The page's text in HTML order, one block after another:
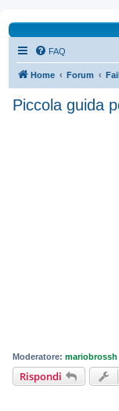
FAQ
Home Forum
Piccola guida
Moderatore: mariobrossh
Rispondi